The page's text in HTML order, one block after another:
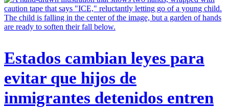
Estados cambian leyes para
evitar que hijos de
inmigrantes detenidos entren